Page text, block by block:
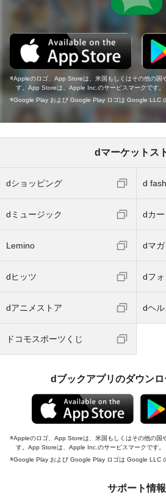
Appleのロゴ、App Storeは、米国もしくはその他の国
す。App Storeは、Apple Inc.のサービスマークです。
Google Play および Google Play ロゴは Google LLC
dマーケットス
dショッピング d
dミュージック dカ
Lemino dマ
dヒッツ dフォ
dアニメストア dヘ
ドコモスポーツくじ
dブックアプリのダウン
Appleのロゴ、App Storeは、米国もしくはその他の国
す。App Storeは、Apple Inc.のサービスマークです。
Google Play および Google Play ロゴは Google LLC
サポート情報